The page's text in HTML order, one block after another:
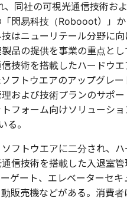
同社の可視光通信技術およ
閃易科技（Robooot）」か
はニューリテール分野に向
品の提供を事業の重点とし
技術を搭載したハードウエ
フトウエアのアップグレー
および技術プランのサポー
フォーム向けソリューショ
る。
フトウエアに二分され、ハ
信技術を搭載した入退室管
ゲート、エレベーターセキ
販売機などがある。消費者